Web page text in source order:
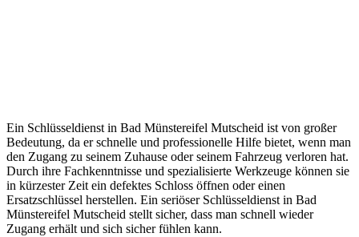
Ein Schlüsseldienst in Bad Münstereifel Mutscheid ist von großer
Bedeutung, da er schnelle und professionelle Hilfe bietet, wenn man
den Zugang zu seinem Zuhause oder seinem Fahrzeug verloren hat.​
Durch ihre Fachkenntnisse und spezialisierte Werkzeuge können sie
in kürzester Zeit ein defektes Schloss öffnen oder einen
Ersatzschlüssel herstellen.​ Ein seriöser Schlüsseldienst in Bad
Münstereifel Mutscheid stellt sicher, dass man schnell wieder
Zugang erhält und sich sicher fühlen kann.